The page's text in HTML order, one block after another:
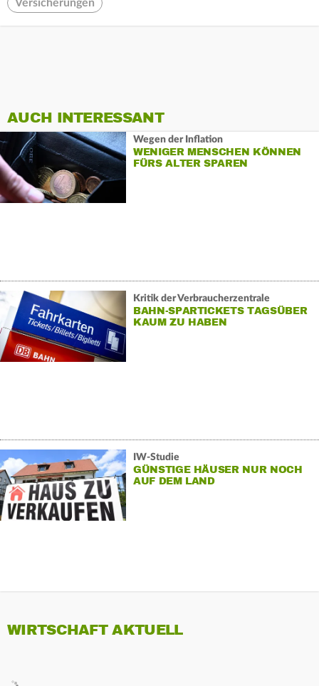
Versicherungen
AUCH INTERESSANT
Wegen der Inflation
WENIGER MENSCHEN KÖNNEN
FÜRS ALTER SPAREN
Kritik der Verbraucherzentrale
BAHN-SPARTICKETS TAGSÜBER
KAUM ZU HABEN
IW-Studie
GÜNSTIGE HÄUSER NUR NOCH
AUF DEM LAND
WIRTSCHAFT AKTUELL